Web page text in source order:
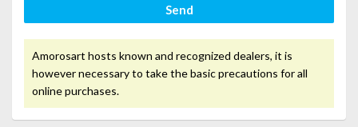
Send
Amorosart hosts known and recognized dealers, it is
however necessary to take the basic precautions for all
online purchases.